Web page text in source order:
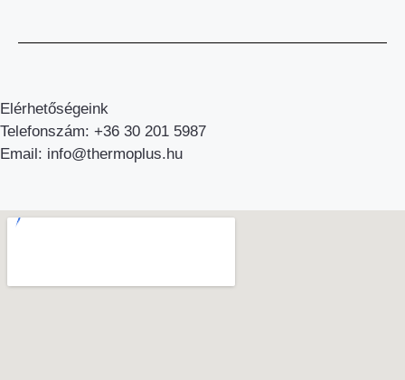
Elérhetőségeink
Telefonszám: +36 30 201 5987
Email: info@thermoplus.hu